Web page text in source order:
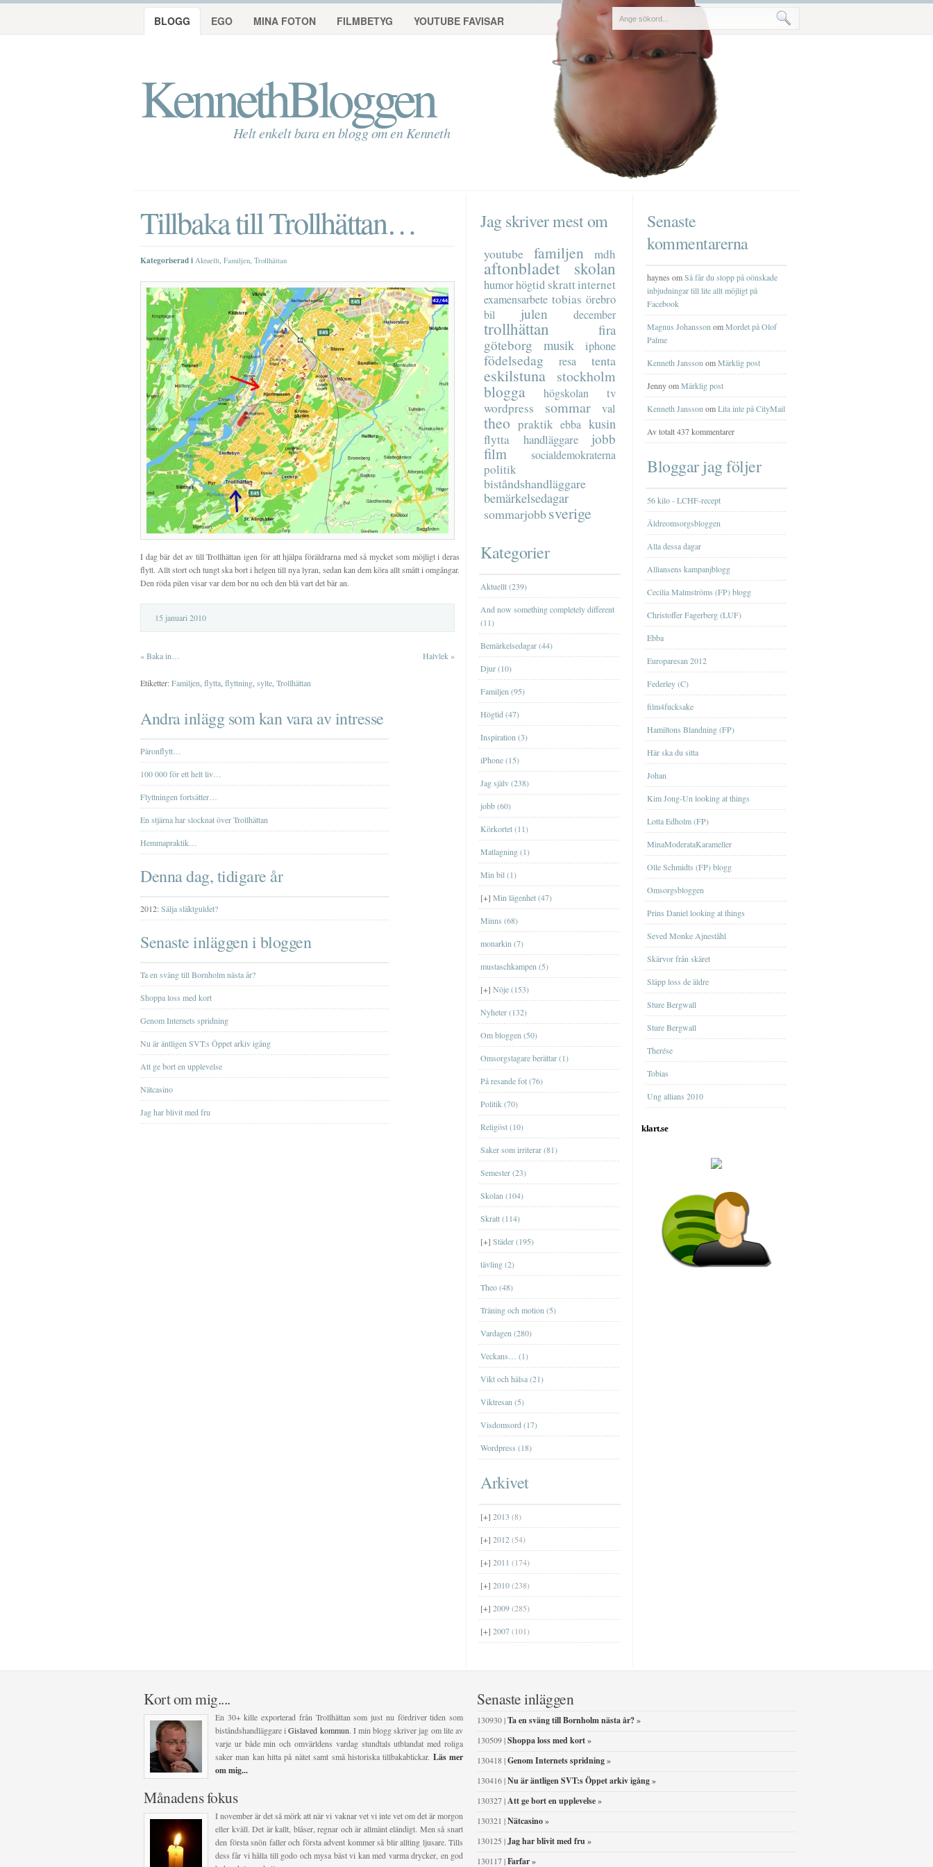
KennethBloggen
Helt enkelt bara en blogg om en Kenneth
BLOGG EGO MINA FOTON FILMBETYG YOUTUBE FAVISAR
Tillbaka till Trollhättan…
Kategoriserad i Aktuellt, Familjen, Trollhättan
I dag bär det av till Trollhättan igen för att hjälpa föräldrarna med så mycket som möjligt i deras
flytt. Allt stort och tungt ska bort i helgen till nya lyran, sedan kan dem köra allt smått i omgångar.
Den röda pilen visar var dem bor nu och den blå vart det bär an.
15 januari 2010
«Baka in… Halvlek»
Etiketter:Familjen flytta flyttning sylte Trollhättan
Andra inlägg som kan vara av intresse
Päronflytt…
100 000 för ett helt liv…
Flyttningen fortsätter…
En stjärna har slocknat över Trollhättan
Hemmapraktik…
Denna dag, tidigare år
2012:Sälja släktguldet?
Senaste inläggen i bloggen
Ta en sväng till Bornholm nästa år?
Shoppa loss med kort
Genom Internets spridning
Nu är äntligen SVT:s Öppet arkiv igång
Att ge bort en upplevelse
Nätcasino
Jag har blivit med fru
Jag skriver mest om
youtube familjen mdh
aftonbladet skolan
humorhögtid skrattinternet
examensarbete tobias örebro
bil julen december
trollhättan
fira
göteborg
musik iphone
födelsedag resa tenta
eskilstuna stockholm
blogga högskolan
tv
wordpress
sommar val
theo praktik ebba kusin
flytta handläggare jobb
film socialdemokraterna
politik
biståndshandläggare
bemärkelsedagar
sommarjobbsverige
Kategorier
Aktuellt (239)
And now something completely different
(11)
Bemärkelsedagar (44)
Djur (10)
Familjen (95)
Högtid (47)
Inspiration (3)
iPhone (15)
Jag själv (238)
jobb (60)
Körkortet (11)
Matlagning (1)
Min bil (1)
[+] Min lägenhet (47)
Lägenheten i EskilstunaLägenheten i
Eskilstuna
Lägenheten i GislavedLägenheten i
Gislaved
Lägenheten i ÖrebroLägenheten i
Örebro
Lägenheten på HörngatanLägenheten på
Hörngatan
Lägenheten på KronogårdenLägenheten
på Kronogården
Minns (68)
monarkin (7)
mustaschkampen (5)
[+] Nöje (153)
BöckerBöcker
FilmFilm
MusikMusik
Nyheter (132)
Om bloggen (50)
Omsorgstagare berättar (1)
På resande fot (76)
Politik (70)
Religöst (10)
Saker som irriterar (81)
Semester (23)
Skolan (104)
Skratt (114)
[+] Städer (195)
EskilstunaEskilstuna
GöteborgGöteborg
ÖrebroÖrebro
StockholmStockholm
TrollhättanTrollhättan
tävling (2)
Theo (48)
Träning och motion (5)
Vardagen (280)
Veckans… (1)
Vikt och hälsa (21)
Viktresan (5)
Visdomsord (17)
Wordpress (18)
Arkivet
[+] 2013 (8)
[+]september
Ta en sväng till Bornholm nästa år?
[+]maj(1)
Shoppa loss med kort
[+]april(2)
Genom Internets spridning
Nu är äntligen SVT:s Öppet arkiv
igång
[+]mars(2)
Att ge bort en upplevelse
Nätcasino
[+]januari
Jag har blivit med fru
Farfar
[+] 2012(54)
[+] 2011 (174)
[+] 2010(238)
[+] 2009(285)
[+] 2007(101)
Senaste
kommentarerna
haynes omSå får du stopp på oönskade
inbjudningar till lite allt möjligt på
Facebook
Magnus Johansson omMordet på Olof
Palme
Kenneth Jansson omMärklig post
Jenny omMärklig post
Kenneth Jansson omLita inte på CityMail
Av totalt 437 kommentarer
Bloggar jag följer
56 kilo - LCHF-recept
Äldreomsorgsbloggen
Alla dessa dagar
Alliansens kampanjblogg
Cecilia Malmströms (FP) blogg
Christoffer Fagerberg (LUF)
Ebba
Europaresan 2012
Federley (C)
film4fucksake
Hamiltons Blandning (FP)
Här ska du sitta
Johan
Kim Jong-Un looking at things
Lotta Edholm (FP)
MinaModerataKarameller
Olle Schmidts (FP) blogg
Omsorgsbloggen
Prins Daniel looking at things
Seved Monke Ajneståhl
Skärvor från skäret
Släpp loss de äldre
Sture Bergwall
Sture Bergwall
Therése
Tobias
Ung allians 2010
klart.se
Kort om mig....
En 30+ kille exporterad från Trollhättan som just nu fördriver tiden som
biståndshandläggare iGislaved kommun. I min blogg skriver jag om lite av
varje ur både min och omvärldens vardag stundtals utblandat med roliga
saker man kan hitta på nätet samt små historiska tillbakablickar. Läs mer
om mig...
Månadens fokus
I november är det så mörk att när vi vaknar vet vi inte vet om det är morgon
eller kväll. Det är kallt, blåser, regnar och är allmänt eländigt. Men så snart
den första snön faller och första advent kommer så blir allting ljusare. Tills
dess får vi hålla till godo och mysa bäst vi kan med varma drycker, en god
Senaste inläggen
130930 |Ta en sväng till Bornholm nästa år?»
130509 |Shoppa loss med kort»
130418 |Genom Internets spridning»
130416 |Nu är äntligen SVT:s Öppet arkiv igång»
130327 |Att ge bort en upplevelse»
130321 |Nätcasino»
130125 |Jag har blivit med fru»
130117 |Farfar»